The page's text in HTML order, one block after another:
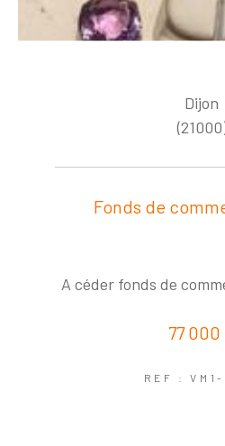
Dijon
Fonds de
A céder fonds de
77 000
REF : VM1-